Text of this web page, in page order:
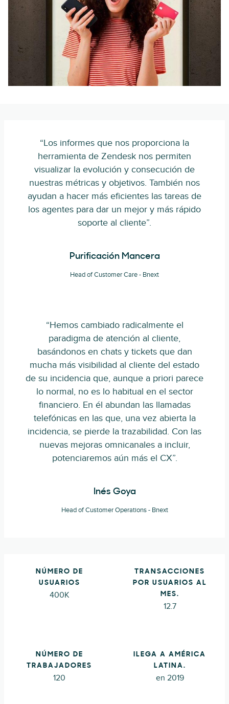
“Los informes que nos proporciona la
herramienta de Zendesk nos permiten
visualizar la evolución y consecución de
nuestras métricas y objetivos. También nos
ayudan a hacer más eficientes las tareas de
los agentes para dar un mejor y más rápido
soporte al cliente”.
Purificación Mancera
Head of Customer Care - Bnext
“Hemos cambiado radicalmente el
paradigma de atención al cliente,
basándonos en chats y tickets que dan
mucha más visibilidad al cliente del estado
de su incidencia que, aunque a priori parece
lo normal, no es lo habitual en el sector
financiero. En él abundan las llamadas
telefónicas en las que, una vez abierta la
incidencia, se pierde la trazabilidad. Con las
nuevas mejoras omnicanales a incluir,
potenciaremos aún más el CX”.
Inés Goya
Head of Customer Operations - Bnext
NÚMERO DE
USUARIOS
400K
TRANSACCIONES
POR USUARIOS AL
MES.
12.7
NÚMERO DE
TRABAJADORES
120
ILEGA A AMÉRICA
LATINA.
en 2019